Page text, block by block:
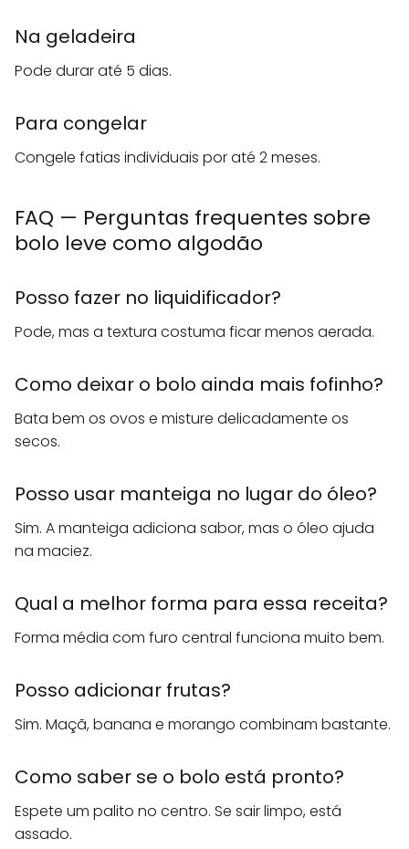
Na geladeira
Pode durar até 5 dias.
Para congelar
Congele fatias individuais por até 2 meses.
FAQ — Perguntas frequentes sobre
bolo leve como algodão
Posso fazer no liquidificador?
Pode, mas a textura costuma ficar menos aerada.
Como deixar o bolo ainda mais fofinho?
Bata bem os ovos e misture delicadamente os
secos.
Posso usar manteiga no lugar do óleo?
Sim. A manteiga adiciona sabor, mas o óleo ajuda
na maciez.
Qual a melhor forma para essa receita?
Forma média com furo central funciona muito bem.
Posso adicionar frutas?
Sim. Maçã, banana e morango combinam bastante.
Como saber se o bolo está pronto?
Espete um palito no centro. Se sair limpo, está
assado.